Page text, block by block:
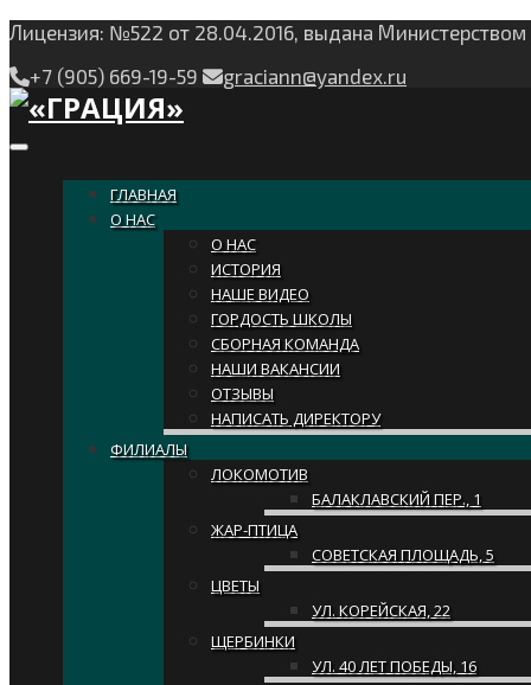
Лицензия: №522 от 28.04.2016, выдана
+7 (905) 669-19-59
graciann@yandex.ru
Toggle navigation
ГЛАВНАЯ
О НАС
О НАС
ИСТОРИЯ
НАШЕ ВИДЕО
ГОРДОСТЬ ШКОЛЫ
СБОРНАЯ КОМАНДА
НАШИ ВАКАНСИИ
ОТЗЫВЫ
НАПИСАТЬ ДИРЕКТОРУ
ФИЛИАЛЫ
ЛОКОМОТИВ
БАЛАКЛАВСКИЙ ПЕР., 1
ЖАР-ПТИЦА
СОВЕТСКАЯ ПЛОЩАДЬ, 5
ЦВЕТЫ
УЛ. КОРЕЙСКАЯ, 22
ЩЕРБИНКИ
УЛ. 40 ЛЕТ ПОБЕДЫ, 16